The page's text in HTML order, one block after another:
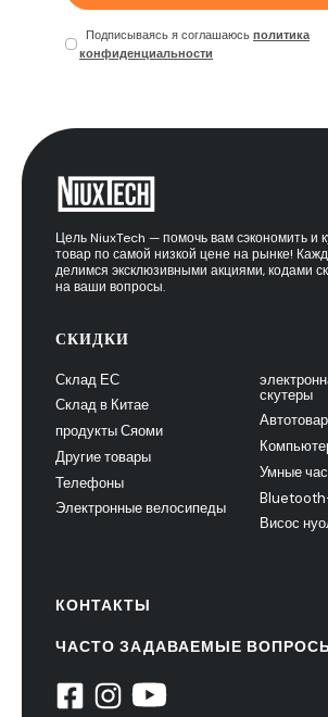
Подписываясь я соглашаюсь политика
конфиденциальности
Цель NiuxTech — помочь вам сэкономить и
товар по самой низкой цене на рынке!
делимся эксклюзивными акциями, кодами
на ваши вопросы.
СКИДКИ
Склад ЕС
Склад в Китае
продукты Сяоми
Другие товары
Телефоны
Электронные велосипеды
скутеры
Умные
Висос
КОНТАКТЫ
ЧАСТО ЗАДАВАЕМЫЕ